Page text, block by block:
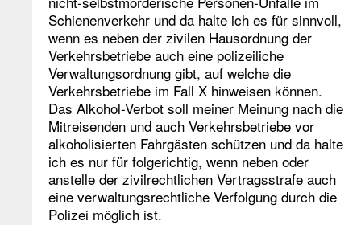
Schienenverkehr und da halte ich es für sinnvoll,
wenn es neben der zivilen Hausordnung der
Verkehrsbetriebe auch eine polizeiliche
Verwaltungsordnung gibt, auf welche die
Verkehrsbetriebe im Fall X hinweisen können.
Das Alkohol-Verbot soll meiner Meinung nach die
Mitreisenden und auch Verkehrsbetriebe vor
alkoholisierten Fahrgästen schützen und da halte
ich es nur für folgerichtig, wenn neben oder
anstelle der zivilrechtlichen Vertragsstrafe auch
eine verwaltungsrechtliche Verfolgung durch die
Polizei möglich ist.